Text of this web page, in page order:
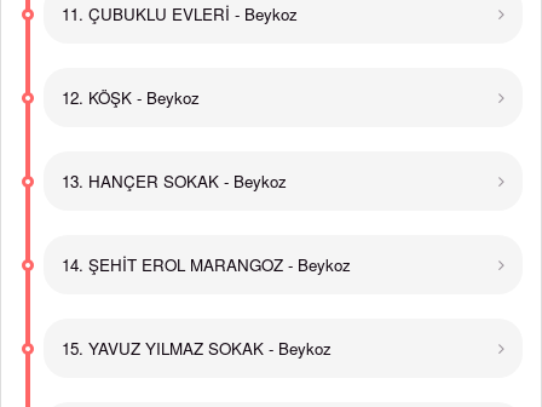
11. ÇUBUKLU EVLERİ - Beykoz
12. KÖŞK - Beykoz
13. HANÇER SOKAK - Beykoz
14. ŞEHİT EROL MARANGOZ - Beykoz
15. YAVUZ YILMAZ SOKAK - Beykoz